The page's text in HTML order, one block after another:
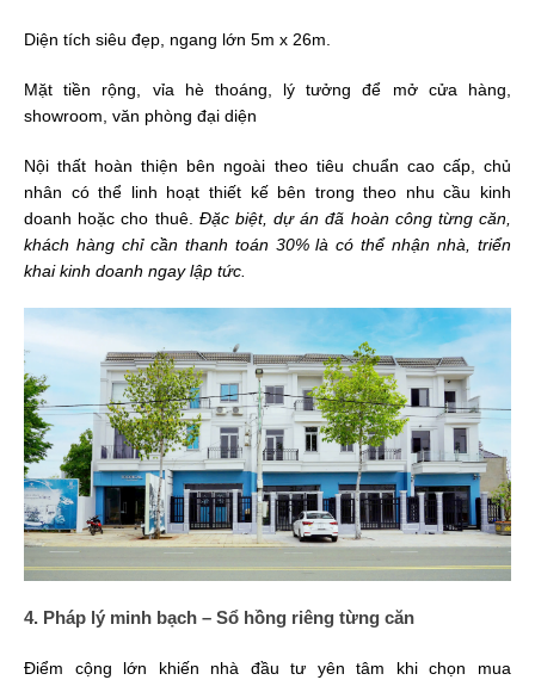
Diện tích siêu đẹp, ngang lớn 5m x 26m.
Mặt tiền rộng, vỉa hè thoáng, lý tưởng để mở cửa hàng,
showroom, văn phòng đại diện
Nội thất hoàn thiện bên ngoài theo tiêu chuẩn cao cấp, chủ
nhân có thể linh hoạt thiết kế bên trong theo nhu cầu kinh
doanh hoặc cho thuê. Đặc biệt, dự án đã hoàn công từng căn,
khách hàng chỉ cần thanh toán 30% là có thể nhận nhà, triển
khai kinh doanh ngay lập tức.
4. Pháp lý minh bạch – Sổ hồng riêng từng căn
Điểm cộng lớn khiến nhà đầu tư yên tâm khi chọn mua